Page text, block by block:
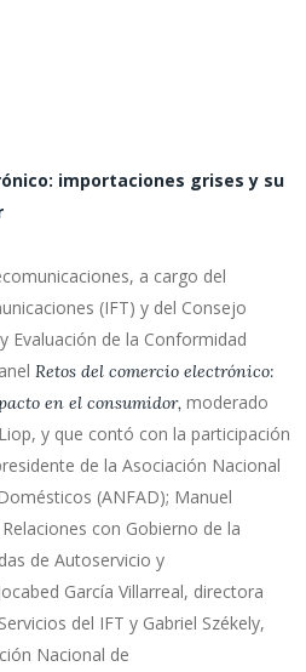
importaciones grises y su
a cargo del
(IFT) y del Consejo
Evaluación de la Conformidad
Retos del comercio electrónico:
en el consumidor, moderado
y que contó con la participación
de la Asociación Nacional
(ANFAD); Manuel
con Gobierno de la
de Autoservicio y
García Villarreal, directora
del IFT y Gabriel Székely,
Nacional de